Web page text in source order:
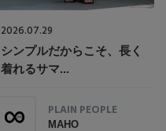
2026.07.29
シンプルだからこそ、長く
着れるサマ...
PLAIN PEOPLE
MAHO